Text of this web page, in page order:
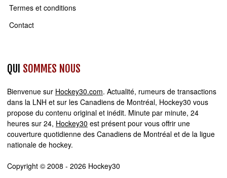
Termes et conditions
Contact
QUI SOMMES NOUS
Bienvenue sur Hockey30.com. Actualité, rumeurs de transactions
dans la LNH et sur les Canadiens de Montréal, Hockey30 vous
propose du contenu original et inédit. Minute par minute, 24
heures sur 24, Hockey30 est présent pour vous offrir une
couverture quotidienne des Canadiens de Montréal et de la ligue
nationale de hockey.
Copyright © 2008 - 2026 Hockey30